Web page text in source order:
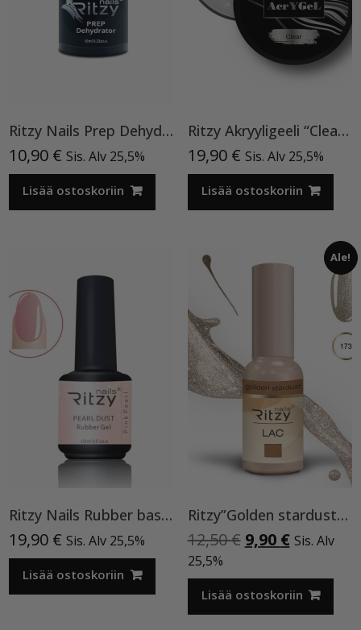
Ritzy Nails Prep Dehydrator
10,90 € Sis. Alv 25,5%
Lisää ostoskoriin
Ritzy Akryyligeeli “Clear”,15ml
19,90 € Sis. Alv 25,5%
Lisää ostoskoriin
Ritzy Nails Rubber base ”Pink Pearl” pohjageeli, 15 ml
19,90 € Sis. Alv 25,5%
Lisää ostoskoriin
Ale!
Ritzy”Golden stardust”geelilakka,173 TPO vapaa
12,50€ Alkuperäinen
oli:
12,50 €.
9,90 €Nykyinen
on:
9,90 €.
Sis. Alv
25,5%
Lisää ostoskoriin